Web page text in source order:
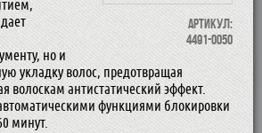
Артикул:
4491-0050
но и
укладку волос, предотвращая
волоскам антистатический эффект.
функциями блокировки
минут.